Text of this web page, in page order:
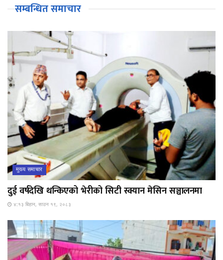
सम्बन्धित समाचार
मुख्य समाचार
दुई वर्षदेखि थन्किएको भेरीको सिटी स्क्यान मेसिन सञ्चालनमा
४:१३ बिहान, साउन १९, २०८३